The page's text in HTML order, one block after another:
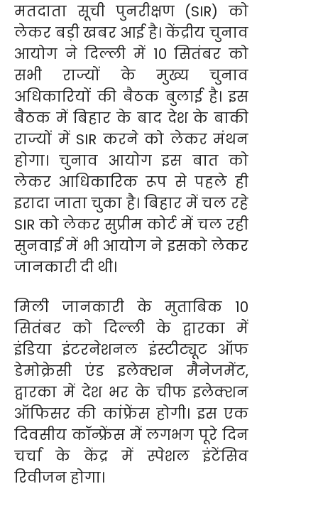
मतदाता सूची पुनरीक्षण (SIR) को
लेकर बड़ी खबर आई है। केंद्रीय चुनाव
आयोग ने दिल्ली में 10 सितंबर को
सभी राज्यों के मुख्य चुनाव
अधिकारियों की बैठक बुलाई है। इस
बैठक में बिहार के बाद देश के बाकी
राज्यों में SIR करने को लेकर मंथन
होगा। चुनाव आयोग इस बात को
लेकर आधिकारिक रूप से पहले ही
इरादा जाता चुका है। बिहार में चल रहे
SIR को लेकर सुप्रीम कोर्ट में चल रही
सुनवाई में भी आयोग ने इसको लेकर
जानकारी दी थी।
मिली जानकारी के मुताबिक 10
सितंबर को दिल्ली के द्वारका में
इंडिया इंटरनेशनल इंस्टीट्यूट ऑफ
डेमोक्रेसी एंड इलेक्शन मैनेजमेंट,
द्वारका में देश भर के चीफ इलेक्शन
ऑफिसर की कांफ्रेंस होगी। इस एक
दिवसीय कॉन्फ्रेंस में लगभग पूरे दिन
चर्चा के केंद्र में स्पेशल इंटेंसिव
रिवीजन होगा।